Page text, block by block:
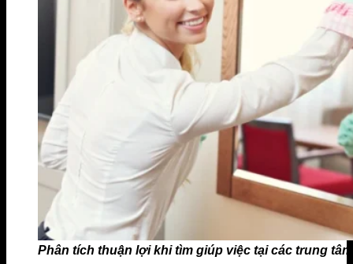
Phân tích thuận lợi khi tìm giúp việc tại các trung